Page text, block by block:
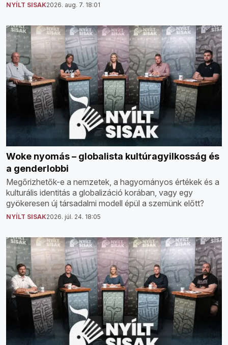
NYÍLT SISAK2026. aug. 7. 18:01
Woke nyomás – globalista kultúragyilkosság és
a genderlobbi
Megőrizhetők-e a nemzetek, a hagyományos értékek és a
kulturális identitás a globalizáció korában, vagy egy
gyökeresen új társadalmi modell épül a szemünk előtt?
NYÍLT SISAK2026. júl. 24. 18:05